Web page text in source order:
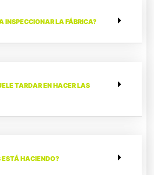
INSPECCIONAR LA FÁBRICA?
TARDAR EN HACER LAS
HACIENDO?